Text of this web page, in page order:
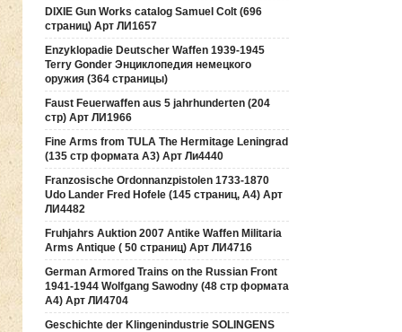
DIXIE Gun Works catalog Samuel Colt (696
страниц) Арт ЛИ1657
Enzyklopadie Deutscher Waffen 1939-1945
Terry Gonder Энциклопедия немецкого
оружия (364 страницы)
Faust Feuerwaffen aus 5 jahrhunderten (204
стр) Арт ЛИ1966
Fine Arms from TULA The Hermitage Leningrad
(135 стр формата А3) Арт Ли4440
Franzosische Ordonnanzpistolen 1733-1870
Udo Lander Fred Hofele (145 страниц, А4) Арт
ЛИ4482
Fruhjahrs Auktion 2007 Antike Waffen Militaria
Arms Antique ( 50 страниц) Арт ЛИ4716
German Armored Trains on the Russian Front
1941-1944 Wolfgang Sawodny (48 стр формата
А4) Арт ЛИ4704
Geschichte der Klingenindustrie SOLINGENS